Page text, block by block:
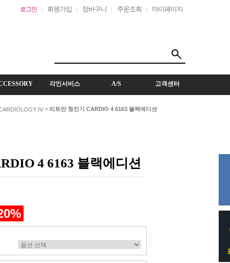
로그인 회원가입 장바구니 주문조회 마이페이지
각인서비스 A/S 고객센터
IV > 리트만 청진기 CARDIO 4 6163 블랙에디션
4 6163 블랙에디션
%